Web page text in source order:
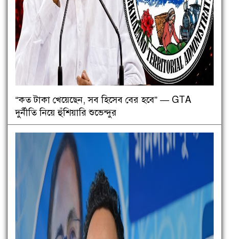
“কত টাকা খেয়েছেন, সব হিসেব বের হবে” — GTA
দুর্নীতি নিয়ে হুঁশিয়ারি শুভেন্দুর